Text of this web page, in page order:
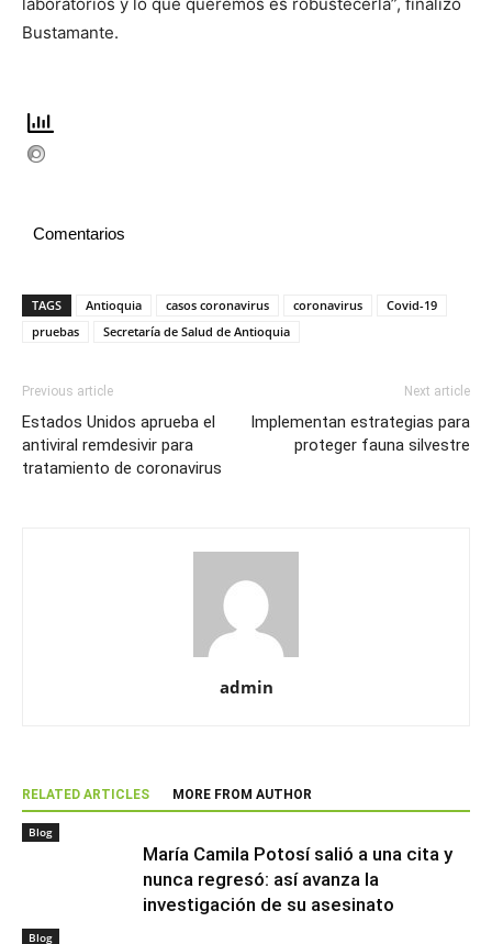
Bustamante.
Comentarios
TAGS Antioquia casos coronavirus coronavirus
Covid-19
pruebas
Secretaría de Salud de Antioquia
Previous article
Estados Unidos aprueba el
antiviral remdesivir para
tratamiento de coronavirus
Next article
Implementan estrategias para
proteger fauna silvestre
admin
RELATED ARTICLES MORE FROM AUTHOR
Blog
María Camila Potosí salió a una cita y
nunca regresó: así avanza la
investigación de su asesinato
Blog